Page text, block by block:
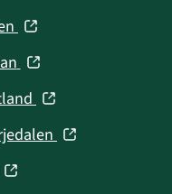
(öppnas
nytt
fönster)
(öppnas
nytt
fönster)
(öppnas
nytt (öppnas
(öppnas